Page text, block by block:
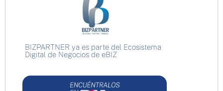
BIZPARTNER ya es parte del Ecosistema
Digital de Negocios de eBIZ